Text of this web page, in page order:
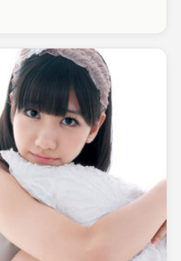
。若你偏爱强类型与清晰主线，这